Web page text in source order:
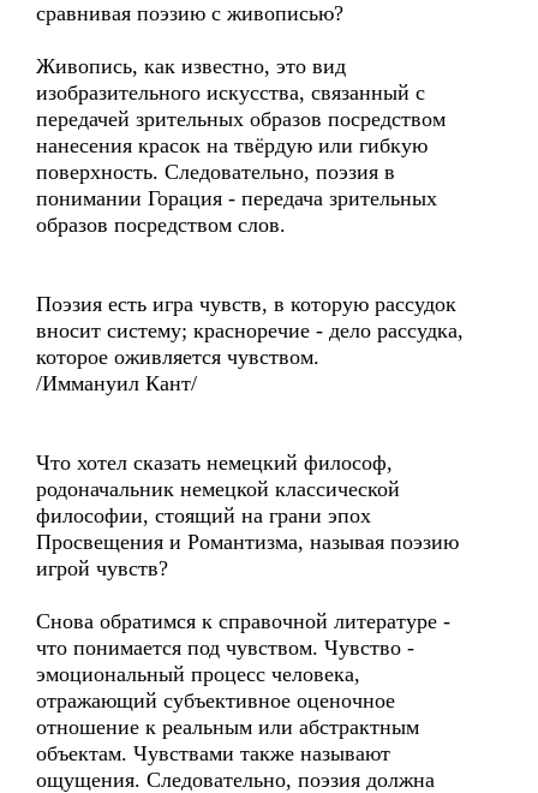
сравнивая поэзию с живописью?
Живопись, как известно, это вид
изобразительного искусства, связанный с
передачей зрительных образов посредством
нанесения красок на твёрдую или гибкую
поверхность. Следовательно, поэзия в
понимании Горация - передача зрительных
образов посредством слов.
Поэзия есть игра чувств, в которую рассудок
вносит систему; красноречие - дело рассудка,
которое оживляется чувством.
/Иммануил Кант/
Что хотел сказать немецкий философ,
родоначальник немецкой классической
философии, стоящий на грани эпох
Просвещения и Романтизма, называя поэзию
игрой чувств?
Снова обратимся к справочной литературе -
что понимается под чувством. Чувство -
эмоциональный процесс человека,
отражающий субъективное оценочное
отношение к реальным или абстрактным
объектам. Чувствами также называют
ощущения. Следовательно, поэзия должна